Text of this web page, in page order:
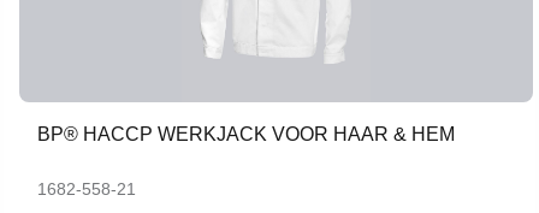
BP® HACCP WERKJACK VOOR HAAR & HEM
1682-558-21